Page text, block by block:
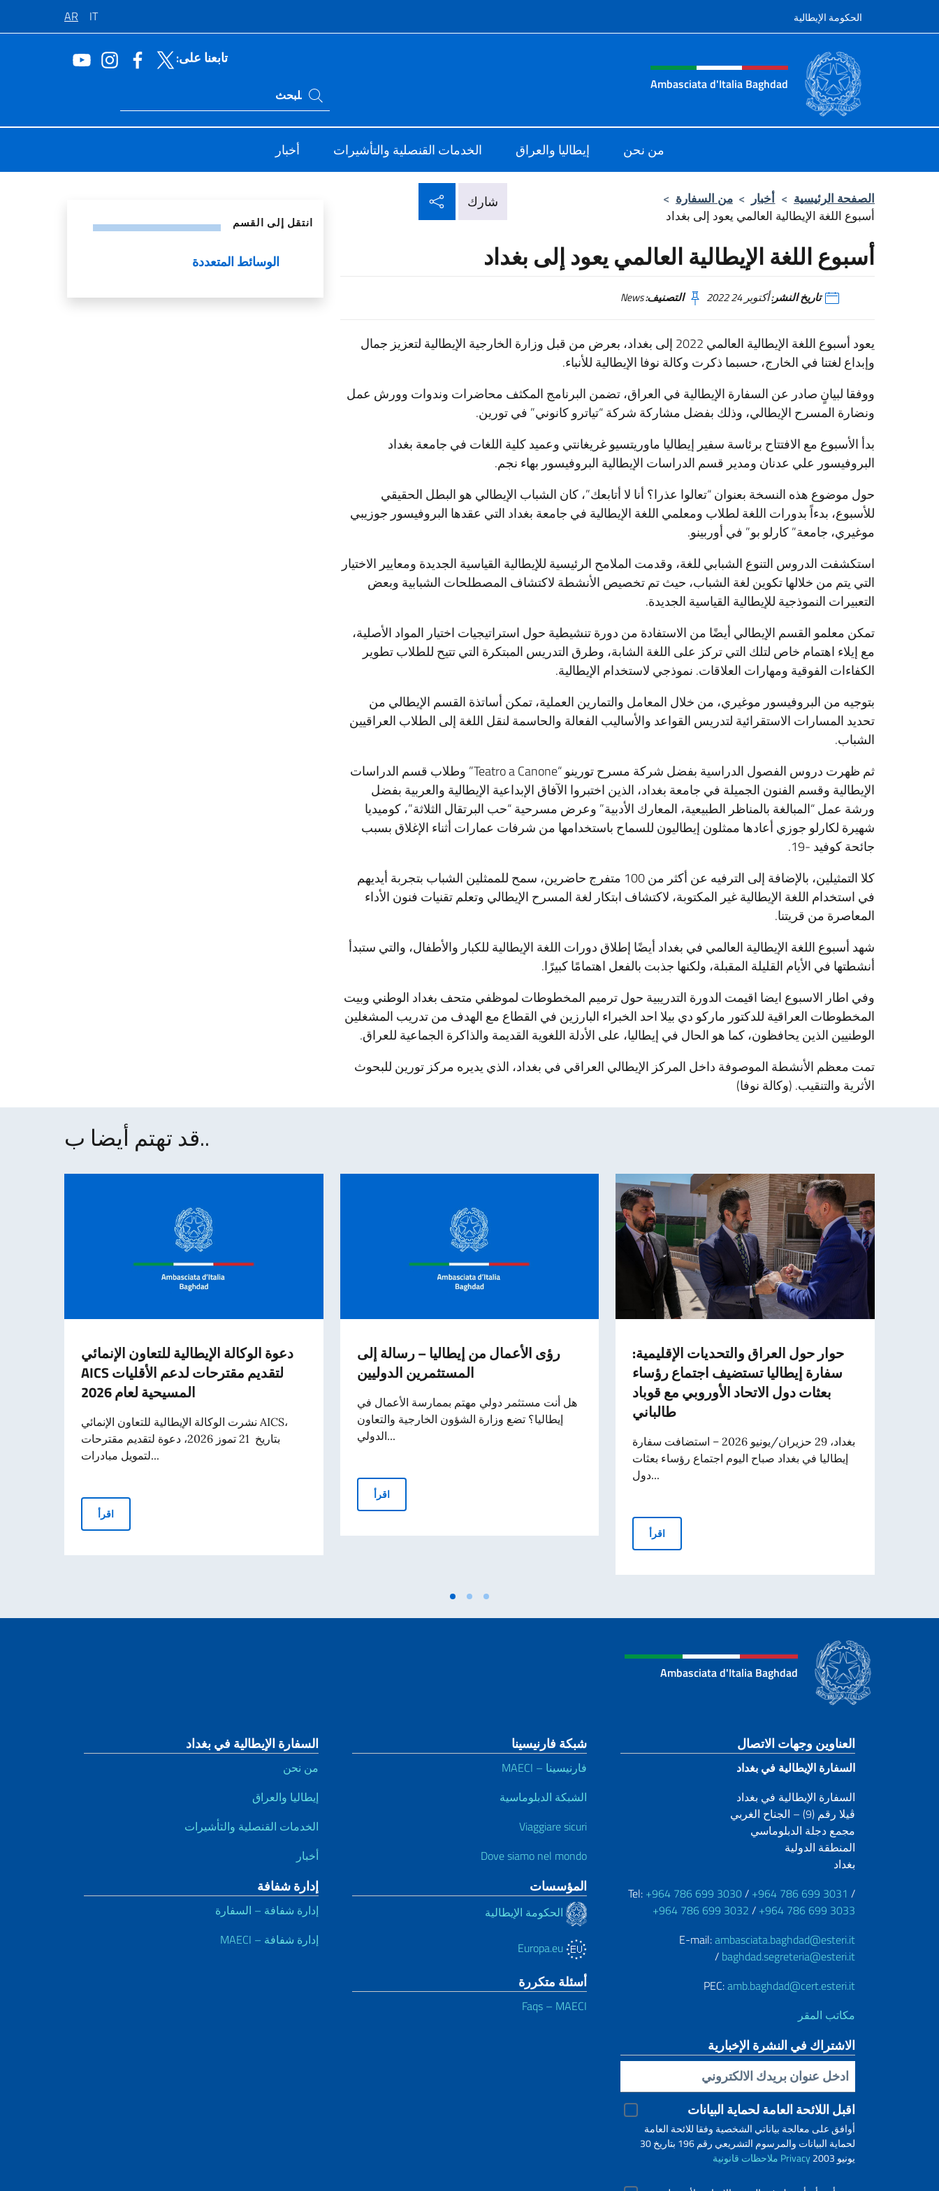
انتقل إلى المحتوىالحكومة الإيطالية IT
AR
Intestazione sito, social e menù
Ambasciata d'Italia Baghdad
تابعنا على:
Ricerca sito live
ابحث في الموقع
من نحن إيطاليا والعراق الخدمات القنصلية والتأشيرات أخبار
الصفحة الرئيسية > أخبار > من السفارة >
أسبوع اللغة الإيطالية العالمي يعود إلى بغداد
شارك
أسبوع اللغة الإيطالية العالمي يعود إلى بغداد
تاريخ النشر:أكتوبر 24 2022 التصنيف:News
يعود أسبوع اللغة الإيطالية العالمي 2022 إلى بغداد، بعرض من قبل وزارة الخارجية الإيطالية لتعزيز جمال
وإبداع لغتنا في الخارج، حسبما ذكرت وكالة نوفا الإيطالية للأنباء.
ووفقا لبيانٍ صادر عن السفارة الإيطالية في العراق، تضمن البرنامج المكثف محاضرات وندوات وورش عمل
ونضارة المسرح الإيطالي، وذلك بفضل مشاركة شركة “تياترو كانوني” في تورين.
بدأ الأسبوع مع الافتتاح برئاسة سفير إيطاليا ماوريتسيو غريغانتي وعميد كلية اللغات في جامعة بغداد
البروفيسور علي عدنان ومدير قسم الدراسات الإيطالية البروفيسور بهاء نجم.
حول موضوع هذه النسخة بعنوان “تعالوا عذرا؟ أنا لا أتابعك”، كان الشباب الإيطالي هو البطل الحقيقي
للأسبوع، بدءاً بدورات اللغة لطلاب ومعلمي اللغة الإيطالية في جامعة بغداد التي عقدها البروفيسور جوزيبي
موغيري، جامعة” كارلو بو” في أوربينو.
استكشفت الدروس التنوع الشبابي للغة، وقدمت الملامح الرئيسية للإيطالية القياسية الجديدة ومعايير الاختيار
التي يتم من خلالها تكوين لغة الشباب، حيث تم تخصيص الأنشطة لاكتشاف المصطلحات الشبابية وبعض
التعبيرات النموذجية للإيطالية القياسية الجديدة.
تمكن معلمو القسم الإيطالي أيضًا من الاستفادة من دورة تنشيطية حول استراتيجيات اختيار المواد الأصلية،
مع إيلاء اهتمام خاص لتلك التي تركز على اللغة الشابة، وطرق التدريس المبتكرة التي تتيح للطلاب تطوير
الكفاءات الفوقية ومهارات العلاقات. نموذجي لاستخدام الإيطالية.
بتوجيه من البروفيسور موغيري، من خلال المعامل والتمارين العملية، تمكن أساتذة القسم الإيطالي من
تحديد المسارات الاستقرائية لتدريس القواعد والأساليب الفعالة والحاسمة لنقل اللغة إلى الطلاب العراقيين
الشباب.
ثم ظهرت دروس الفصول الدراسية بفضل شركة مسرح تورينو “Teatro a Canone” وطلاب قسم الدراسات
الإيطالية وقسم الفنون الجميلة في جامعة بغداد، الذين اختبروا الآفاق الإبداعية الإيطالية والعربية بفضل
ورشة عمل “المبالغة بالمناظر الطبيعية، المعارك الأدبية” وعرض مسرحية “حب البرتقال الثلاثة”، كوميديا
شهيرة لكارلو جوزي أعادها ممثلون إيطاليون للسماح باستخدامها من شرفات عمارات أثناء الإغلاق بسبب
جائحة كوفيد -19.
كلا التمثيلين، بالإضافة إلى الترفيه عن أكثر من 100 متفرج حاضرين، سمح للممثلين الشباب بتجربة أيديهم
في استخدام اللغة الإيطالية غير المكتوبة، لاكتشاف ابتكار لغة المسرح الإيطالي وتعلم تقنيات فنون الأداء
المعاصرة من قريتنا.
شهد أسبوع اللغة الإيطالية العالمي في بغداد أيضًا إطلاق دورات اللغة الإيطالية للكبار والأطفال، والتي ستبدأ
أنشطتها في الأيام القليلة المقبلة، ولكنها جذبت بالفعل اهتمامًا كبيرًا.
وفي اطار الاسبوع ايضا اقيمت الدورة التدريبية حول ترميم المخطوطات لموظفي متحف بغداد الوطني وبيت
المخطوطات العراقية للدكتور ماركو دي بيلا احد الخبراء البارزين في القطاع مع الهدف من تدريب المشغلين
الوطنيين الذين يحافظون، كما هو الحال في إيطاليا، على الأدلة اللغوية القديمة والذاكرة الجماعية للعراق.
تمت معظم الأنشطة الموصوفة داخل المركز الإيطالي العراقي في بغداد، الذي يديره مركز تورين للبحوث
الأثرية والتنقيب. (وكالة نوفا)
انتقل إلى القسم
الوسائط المتعددة
قد تهتم أيضا ب..
دعوة الوكالة الإيطالية للتعاون الإنمائي
AICS لتقديم مقترحات لدعم الأقليات
المسيحية لعام 2026
نشرت الوكالة الإيطالية للتعاون الإنمائي AICS،
بتاريخ 21 تموز 2026، دعوة لتقديم مقترحات
لتمويل مبادرات...
اقرأ دعوة الوكالة الإيطالية للتعاون الإنمائي AICS لتقديم مقترحات لدعم الأقليات المسيحية لعام 2026
رؤى الأعمال من إيطاليا – رسالة إلى
المستثمرين الدوليين
هل أنت مستثمر دولي مهتم بممارسة الأعمال في
إيطاليا؟ تضع وزارة الشؤون الخارجية والتعاون
الدولي...
اقرأرؤى الأعمال من إيطاليا – رسالة إلى المستثمرين الدوليين
حوار حول العراق والتحديات الإقليمية:
سفارة إيطاليا تستضيف اجتماع رؤساء
بعثات دول الاتحاد الأوروبي مع قوباد
طالباني
بغداد، 29 حزيران/يونيو 2026 – استضافت سفارة
إيطاليا في بغداد صباح اليوم اجتماع رؤساء بعثات
دول...
اقرأتستضيف اجتماع رؤساء بعثات دول الاتحاد الأوروبي مع قوباد طالباني
Ambasciata d'Italia Baghdad
قسم التذييل
العناوين وجهات الاتصال
السفارة الإيطالية في بغداد
السفارة الإيطالية في بغداد
ڤيلا رقم (9) – الجناح الغربي
مجمع دجلة الدبلوماسي
المنطقة الدولية
بغداد
Tel: +964 786 699 3030/ +964 786 699 3031 /
+964 786 699 3032 / +964 786 699 3033
E-mail:ambasciata.baghdad@esteri.it
/ baghdad.segreteria@esteri.it
PEC:amb.baghdad@cert.esteri.it
مكاتب المقر
الاشتراك في النشرة الإخبارية
Inserisci la tua email
اقبل اللائحة العامة لحماية البيانات
أوافق على معالجة بياناتي الشخصية وفقا للائحة العامة
لحماية البيانات والمرسوم التشريعي رقم 196 بتاريخ 30
يونيو 2003
Privacy ملاحظات قانونية
شبكة فارنيسينا
فارنيسينا – MAECI
الشبكة الدبلوماسية
Viaggiare sicuri
Dove siamo nel mondo
المؤسسات
الحكومة الإيطالية
أسئلة متكررة
Faqs – MAECI
السفارة الإيطالية في بغداد
من نحن
إيطاليا والعراق
الخدمات القنصلية والتأشيرات
أخبار
إدارة شفافة
إدارة شفافة – السفارة
إدارة شفافة – MAECI